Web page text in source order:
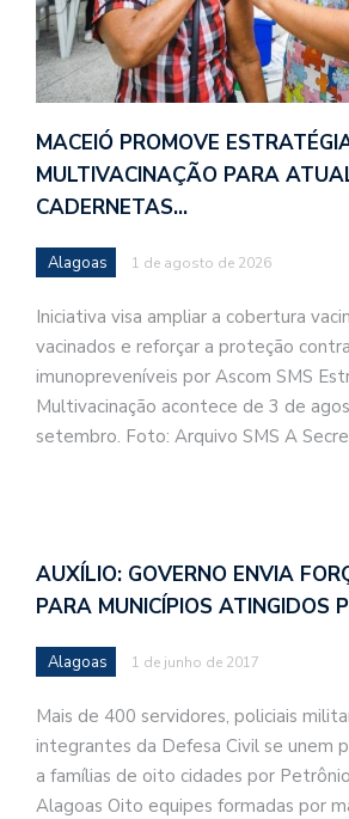
MACEIÓ PROMOVE
MULTIVACINAÇÃO PARA
CADERNETAS…
Alagoas 1 de agosto de 2026
Iniciativa visa ampliar a cobertura
vacinados e reforçar a proteção
imunopreveníveis por Ascom SMS
Multivacinação acontece de 3 de
setembro. Foto: Arquivo SMS A
AUXÍLIO: GOVERNO ENVIA
PARA MUNICÍPIOS ATINGIDOS
Alagoas 1 de junho de 2017
Mais de 400 servidores, policiais
integrantes da Defesa Civil se unem
a famílias de oito cidades por
Alagoas Oito equipes formadas por